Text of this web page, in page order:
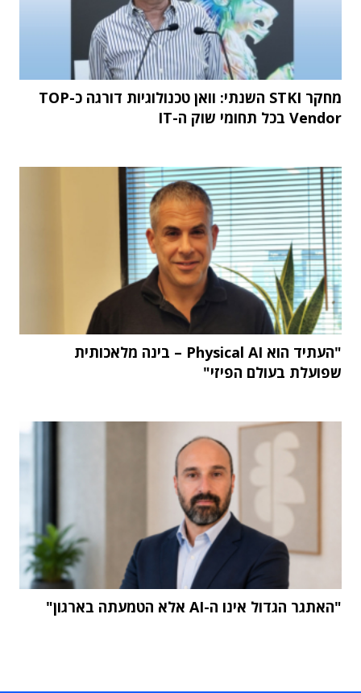
מחקר STKI השנתי: וואן טכנולוגיות דורגה כ-TOP
Vendor בכל תחומי שוק ה-IT
"העתיד הוא Physical AI – בינה מלאכותית
שפועלת בעולם הפיזי"
"האתגר הגדול אינו ה-AI אלא הטמעתה בארגון"